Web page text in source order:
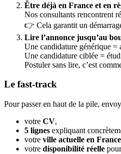
Être déjà en France et en
Nos consultants rencontrent
👉 Cela garantit un
Lire l’annonce jusqu’au
Une candidature générique =
Une candidature ciblée =
Postuler sans lire, c’est
Le fast-track
Pour passer en haut de la pile,
votre CV,
5 lignes expliquant
votre ville actuelle en France
votre disponibilité réelle